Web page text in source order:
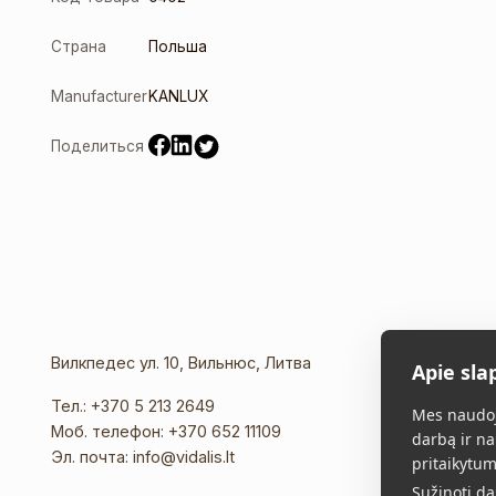
Страна Польша
Manufacturer KANLUX
Поделиться
Вилкпедес ул. 10, Вильнюс, Литва
Тел.: +370 5 213 2649
Моб. телефон: +370 652 11109
Эл. почта: info@vidalis.lt
Apie
Mes
darbą ir